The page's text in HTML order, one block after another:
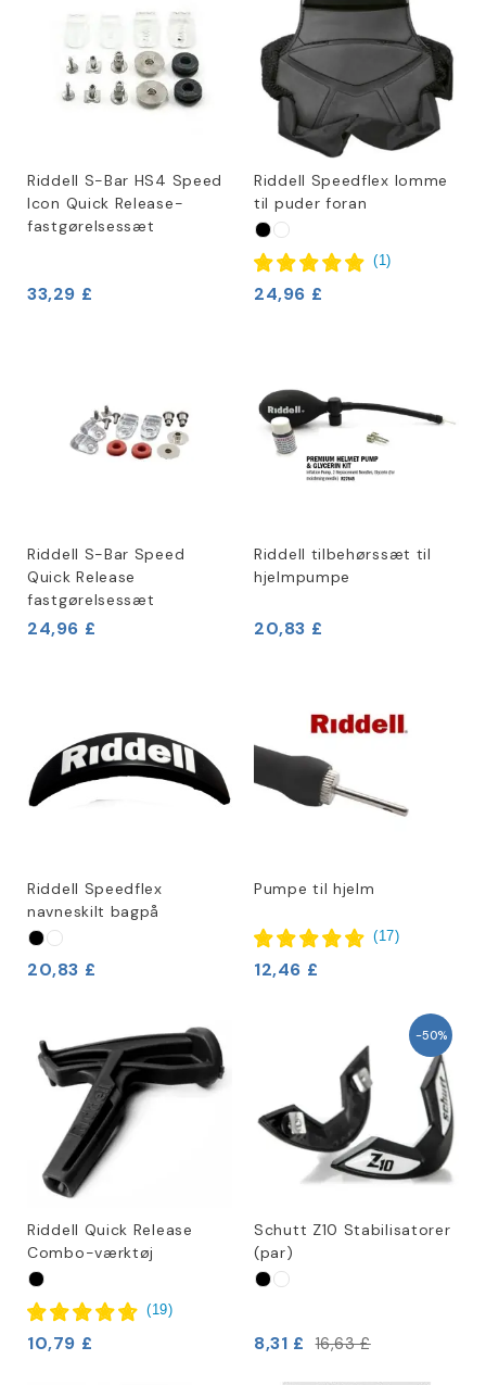
Riddell S-Bar HS4 Speed
Icon Quick Release-
fastgørelsessæt
33,29 £
Riddell Speedflex lomme
til puder foran
(1)
24,96 £
Riddell S-Bar Speed
Quick Release
fastgørelsessæt
24,96 £
Riddell tilbehørssæt til
hjelmpumpe
20,83 £
Riddell Speedflex
navneskilt bagpå
20,83 £
Pumpe til hjelm
(17)
12,46 £
Riddell Quick Release
Combo-værktøj
(19)
10,79 £
-50%
Schutt Z10 Stabilisatorer
(par)
8,31 £ 16,63 £